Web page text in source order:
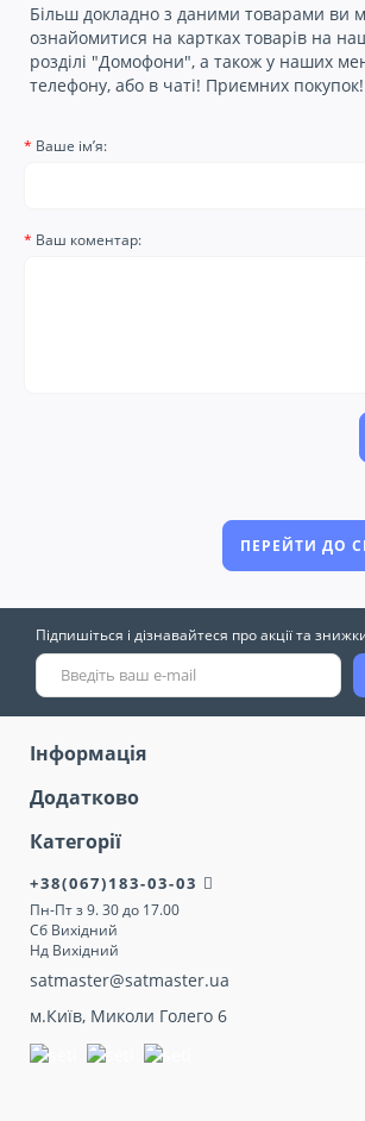
Більш докладно з даними товарами ви
ознайомитися на картках товарів на
розділі "Домофони", а також у наших
телефону, або в чаті! Приємних покупок!
Ваше ім’я:
Ваш коментар:
ПЕРЕЙТИ ДО
Підпишіться і дізнавайтеся про акції та
Інформація
Додатково
Категорії
+38(067)183-03-03
Пн-Пт з 9. 30 до 17.00
Сб Вихідний
Нд Вихідний
satmaster@satmaster.ua
м.Київ, Миколи Голего 6